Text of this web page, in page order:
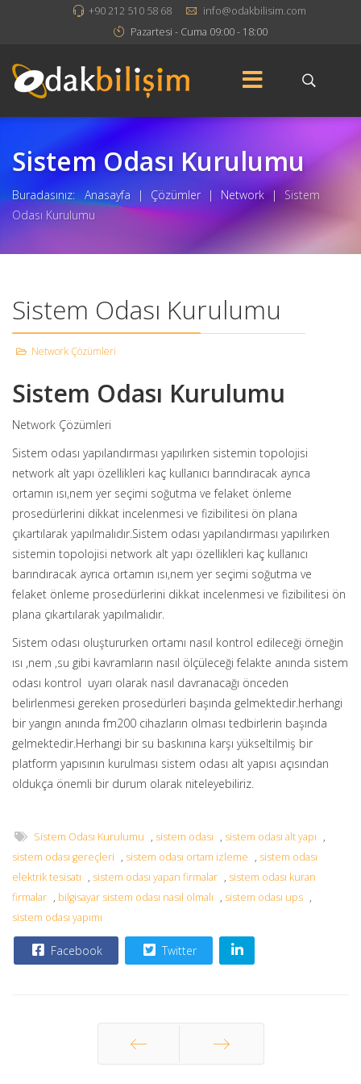
+90 212 510 58 68
info@odakbilisim.com
Pazartesi - Cuma 09:00 - 18:00
Sistem Odası Kurulumu
Buradasınız: Anasayfa | Çözümler | Network | Sistem
Odası Kurulumu
Sistem Odası Kurulumu
Network Çözümleri
Sistem Odası Kurulumu
Network Çözümleri
Sistem odası yapılandırması yapılırken sistemin topolojisi
network alt yapı özellikleri kaç kullanıcı barındıracak ayrıca
ortamın ısı,nem yer seçimi soğutma ve felaket önleme
prosedürlerini dikkat incelenmesi ve fizibilitesi ön plana
çıkartılarak yapılmalıdır.Sistem odası yapılandırması yapılırken
sistemin topolojisi network alt yapı özellikleri kaç kullanıcı
barındıracak ayrıca ortamın ısı,nem yer seçimi soğutma ve
felaket önleme prosedürlerini dikkat incelenmesi ve fizibilitesi ön
plana çıkartılarak yapılmalıdır.
Sistem odası oluştururken ortamı nasıl kontrol edileceği örneğin
ısı ,nem ,su gibi kavramların nasıl ölçüleceği felakte anında sistem
odası kontrol uyarı olarak nasıl davranacağı önceden
belirlenmesi gereken prosedürleri başında gelmektedir.herhangi
bir yangın anında fm200 cihazların olması tedbirlerin başında
gelmektedir.Herhangi bir su baskınına karşı yükseltilmiş bir
platform yapısının kurulması sistem odası alt yapısı açısından
oldukça önemli bir durum olarak niteleyebiliriz.
Sistem Odası Kurulumu , sistem odası , sistem odası alt yapı ,
sistem odası gereçleri , sistem odası ortam izleme , sistem odası
elektrik tesisatı , sistem odası yapan firmalar , sistem odası kuran
firmalar , bilgisayar sistem odası nasıl olmalı , sistem odası ups ,
sistem odası yapımı
Facebook Twitter